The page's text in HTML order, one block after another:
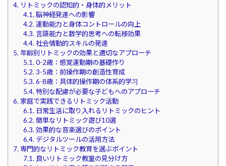
4. リトミックの認知的・身体的メリット
4.1. 脳神経発達への影響
4.2. 運動能力と身体コントロールの向上
4.3. 言語能力と数学的思考への転移効果
4.4. 社会情動的スキルの発達
5. 年齢別リトミックの効果と適切なアプローチ
5.1. 0-2歳：感覚運動期の基礎作り
5.2. 3-5歳：前操作期の創造性育成
5.3. 6-8歳：具体的操作期の体系的学习
5.4. 特別な配慮が必要な子どもへのアプローチ
6. 家庭で実践できるリトミック活動
6.1. 日常生活に取り入れるリトミックのヒント
6.2. 簡単なリトミック遊び10選
6.3. 効果的な音楽選びのポイント
6.4. デジタルツールの活用方法
7. 専門的なリトミック教育を選ぶポイント
7.1. 良いリトミック教室の見分け方